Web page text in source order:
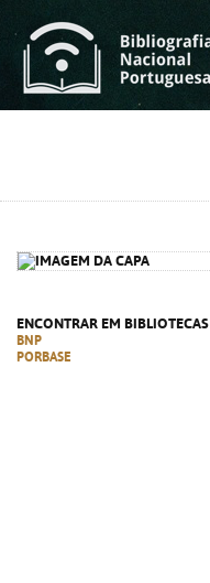
ENCONTRAR EM BIBLIOTECAS
BNP
PORBASE